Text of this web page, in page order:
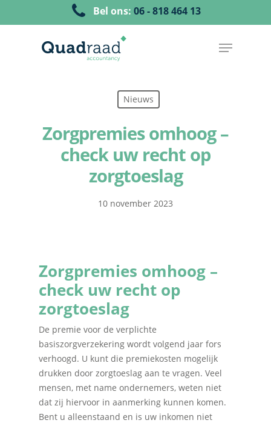
Bel ons: 06 - 818 464 13
Nieuws
Zorgpremies omhoog –
check uw recht op
zorgtoeslag
10 november 2023
Zorgpremies omhoog –
check uw recht op
zorgtoeslag
De premie voor de verplichte
basiszorgverzekering wordt volgend jaar fors
verhoogd. U kunt die premiekosten mogelijk
drukken door zorgtoeslag aan te vragen. Veel
mensen, met name ondernemers, weten niet
dat zij hiervoor in aanmerking kunnen komen.
Bent u alleenstaand en is uw inkomen niet